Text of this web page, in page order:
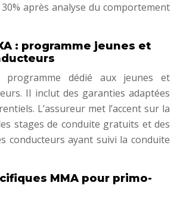
après analyse du comportement
: programme jeunes et
programme dédié aux jeunes et
Il inclut des garanties adaptées
L’assureur met l’accent sur la
stages de conduite gratuits et des
conducteurs ayant suivi la conduite
MMA pour primo-